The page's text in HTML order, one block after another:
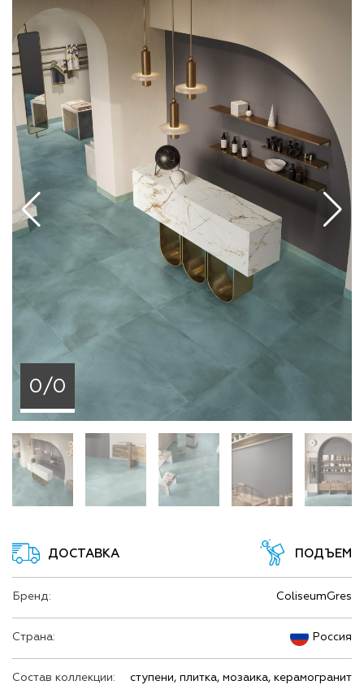
структурированный модуль 25х75 см из
коллекции Проект 3D; матовая настенная плитка
25х75 см цвета мокка и аналогичный декор с
тропическими мотивами, а также глянцевая
плитка под кирпич 7,5х30 см синего, золотого и
кораллового оттенка из коллекции Лайфстайл.
Завершают ассортимент координированные
фронтальные и угловые ступени 33х90 см.
Плитка КолизеумГрес Linate может
использоваться для отделки гостиных, кухонь,
прихожих, ванных комнат, холлов, фойе,
магазинов и других частных и общественно-
коммерческих помещений. Она отлично впишется
в современный минималистический или
винтажный стиль, лофт и индастриал, будет
сочетаться с бетоном, камнем, металлом, стеклом.
В зависимости от освещения возникает
оригинальная игра света и тени, что придает
динамику пространству. Керамогранит прочен,
влагостоек, практичен, долговечен.
0/0
ДОСТАВКА ПОДЪЕМ
Бренд: ColiseumGres
Страна: Россия
Состав коллекции: ступени, плитка, мозаика, керамогранит